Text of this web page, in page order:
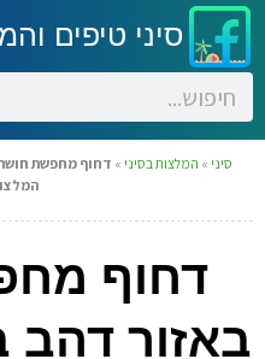
סיני טיפים
סיני » המלצות בסיני » דחוף מחפשת
דחוף
באזור דהב